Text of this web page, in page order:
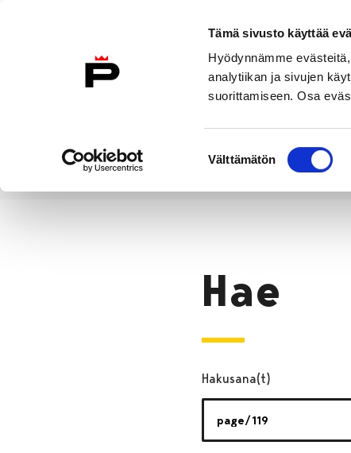
Tämä sivusto käyttää
Hyödynnämme
analytiikan ja sivujen
suorittamiseen. Osa
valinta
Välttämätön
Etusivulle
Etusivu
Hae
Hakusana(t)